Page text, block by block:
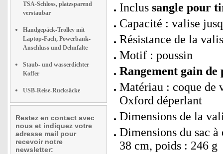
TSA-Schloss, platzsparend
verstaubar
Handgepäck-Trolley mit
Laptop-Fach, Powerbank-
Anschluss und Dehnfalte
Staub- und wasserdichter
Koffer
USB-Reise-Rucksäcke
Restez en contact avec
nous et indiquez votre
adresse mail pour
recevoir notre
newsletter:
Inclus sangle pour
Capacité : valise
Résistance de la
Motif : poussin
Rangement gain de
Matériau : coque de
Oxford déperlant
Dimensions de la
Dimensions du sac
38 cm, poids : 246 g